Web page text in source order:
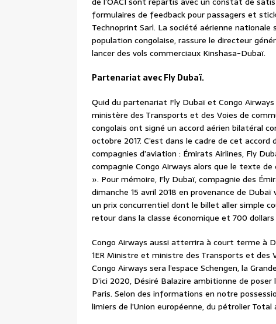
formulaires de feedback pour passagers et
Technoprint Sarl. La société aérienne
population congolaise, rassure le directeur
lancer des vols commerciaux Kinshasa-Dubaï.
Partenariat avec Fly Dubaï.
Quid du partenariat Fly Dubaï et Congo
ministère des Transports et des Voies de
congolais ont signé un accord aérien bilatéral
octobre 2017. C’est dans le cadre de cet
compagnies d’aviation : Émirats Airlines, Fly
compagnie Congo Airways alors que le texte
». Pour mémoire, Fly Dubaï, compagnie des
dimanche 15 avril 2018 en provenance de Dubaï
un prix concurrentiel dont le billet aller simple
retour dans la classe économique et 700 dollars
Congo Airways aussi atterrira à court terme à
1ER Ministre et ministre des Transports et des
Congo Airways sera l’espace Schengen, la
D’ici 2020, Désiré Balazire ambitionne de
Paris. Selon des informations en notre
limiers de l’Union européenne, du pétrolier